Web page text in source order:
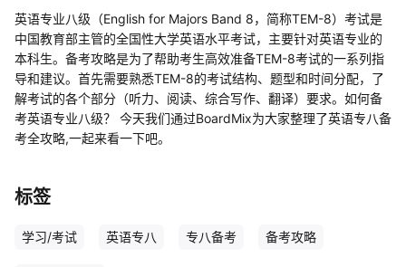
英语专业八级（English for Majors Band 8，简称TEM-8）考试是
中国教育部主管的全国性大学英语水平考试，主要针对英语专业的
本科生。备考攻略是为了帮助考生高效准备TEM-8考试的一系列指
导和建议。首先需要熟悉TEM-8的考试结构、题型和时间分配，了
解考试的各个部分（听力、阅读、综合写作、翻译）要求。如何备
考英语专业八级？ 今天我们通过BoardMix为大家整理了英语专八备
考全攻略,一起来看一下吧。
标签
学习/考试 英语专八 专八备考 备考攻略